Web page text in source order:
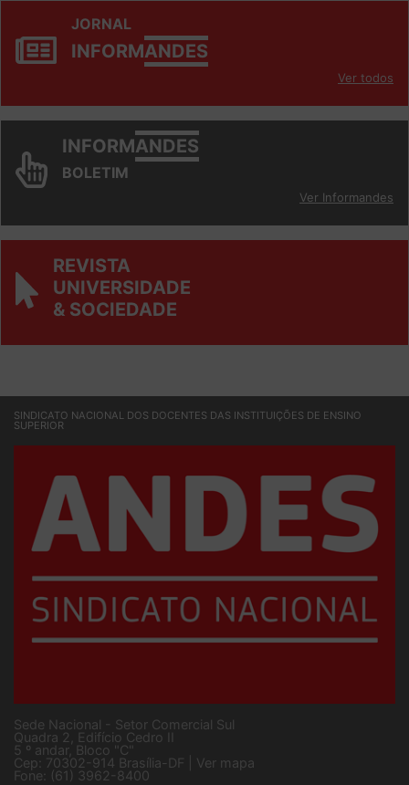
JORNAL
INFORMANDES
Ver todos
INFORMANDES
BOLETIM
Ver Informandes
REVISTA
UNIVERSIDADE
& SOCIEDADE
SINDICATO NACIONAL DOS DOCENTES DAS INSTITUIÇÕES DE ENSINO
SUPERIOR
Sede Nacional - Setor Comercial Sul
Quadra 2, Edifício Cedro II
5 º andar, Bloco "C"
Cep: 70302-914 Brasília-DF | Ver mapa
Fone: (61) 3962-8400